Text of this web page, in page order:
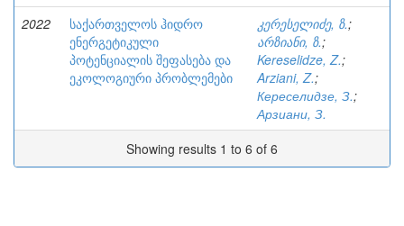
2022
საქართველოს ჰიდრო
ენერგეტიკული
პოტენციალის შეფასება და
ეკოლოგიური პრობლემები
კერესელიძე, ზ.;
არზიანი, ზ.;
Kereselidze, Z.;
Arziani, Z.;
Кереселидзе, З.;
Арзиани, З.
Showing results 1 to 6 of 6